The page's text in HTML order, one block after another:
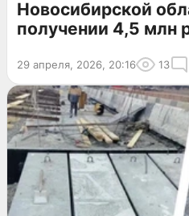
Новосибирской
получении 4,5 млн
29 апреля, 2026, 20:16 13